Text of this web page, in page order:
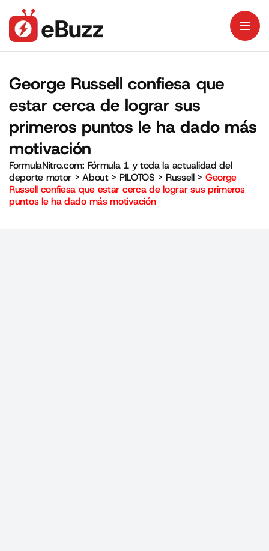
George Russell confiesa que
estar cerca de lograr sus
primeros puntos le ha dado más
motivación
FormulaNitro.com: Fórmula 1 y toda la actualidad del
deporte motor >About> PILOTOS > Russell> George
Russell confiesa que estar cerca de lograr sus primeros
puntos le ha dado más motivación